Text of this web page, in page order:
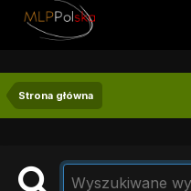
Strona główna